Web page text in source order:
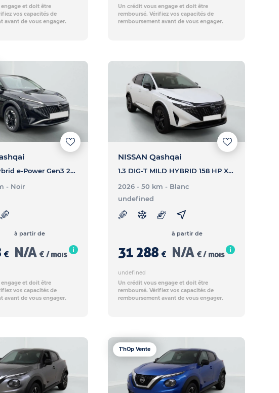
et doit être
vos capacités de
avant de vous engager.
Un crédit vous engage et doit être
remboursé. Vérifiez vos capacités de
remboursement avant de vous engager.
Qashqai Hybrid e-Power Gen3 205 ch N-Connecta - QASHQAI Qashqai Hybrid e-Power Gen3 205 ch N-Connecta
- Noir
€
à partir de
N/A € / mois
et doit être
vos capacités de
avant de vous engager.
NISSAN Qashqai
1.3 DIG-T MILD HYBRID 158 HP X-TRONIC TEKNA - QASHQAI 1.3 DIG-T MILD HYBRID 158 HP X-TRONIC TEKNA
2026 - 50 km- Blanc
undefined
31 288 €
à partir de
N/A € / mois
undefined
Un crédit vous engage et doit être
remboursé. Vérifiez vos capacités de
remboursement avant de vous engager.
T'hOp Vente